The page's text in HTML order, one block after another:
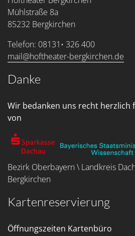
Mühlstraße 8a
85232 Bergkirchen
Telefon: 08131• 326 400
mail@hoftheater-bergkirchen.de
Danke
Wir bedanken uns recht
von
Bezirk Oberbayern \ Landkreis
Bergkirchen
Kartenreservierung
Öffnungszeiten Kartenbüro